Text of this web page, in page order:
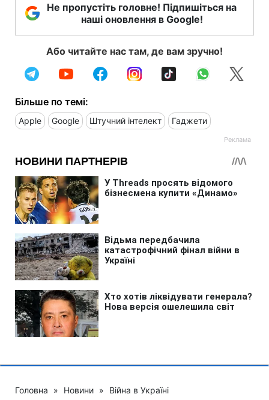
Не пропустіть головне! Підпишіться на
наші оновлення в Google!
Або читайте нас там, де вам зручно!
Більше по темі:
Apple Google Штучний інтелект Гаджети
Головна » Новини » Війна в Україні